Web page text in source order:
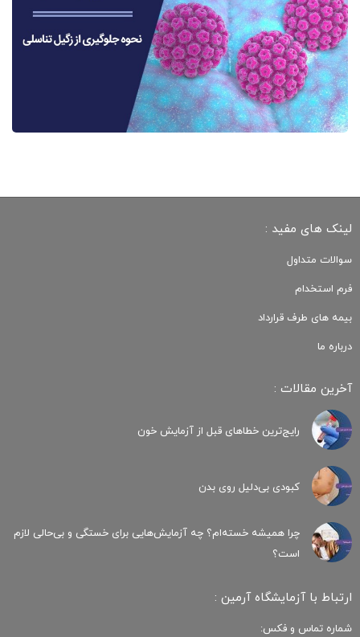
لینک های مفید :
سوالات متداول
فرم استخدام
بیمه های طرف قرارداد
درباره ما
آخرین مقالات :
رایج‌ترین خطاهای قبل از آزمایش خون
کبودی‌ بی‌دلیل روی بدن
چرا همیشه خسته‌ام؟ چه آزمایش‌هایی برای خستگی و بی‌حالی لازم
است؟
ارتباط با آزمایشگاه آرمین :
شماره تماس و فکس: